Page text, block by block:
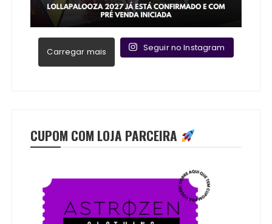
Carregar mais Seguir no Instagram
CUPOM COM LOJA PARCEIRA